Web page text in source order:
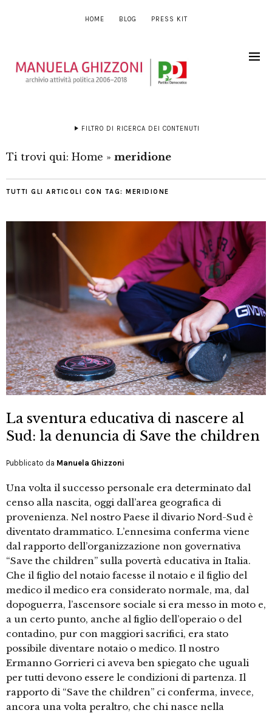
HOME BLOG PRESS KIT
FILTRO DI RICERCA DEI CONTENUTI
Ti trovi qui: Home » meridione
TUTTI GLI ARTICOLI CON TAG: MERIDIONE
La sventura educativa di nascere al
Sud: la denuncia di Save the children
Pubblicato da Manuela Ghizzoni
Una volta il successo personale era determinato dal
censo alla nascita, oggi dall’area geografica di
provenienza. Nel nostro Paese il divario Nord-Sud è
diventato drammatico. L’ennesima conferma viene
dal rapporto dell’organizzazione non governativa
“Save the children” sulla povertà educativa in Italia.
Che il figlio del notaio facesse il notaio e il figlio del
medico il medico era considerato normale, ma, dal
dopoguerra, l’ascensore sociale si era messo in moto e,
a un certo punto, anche al figlio dell’operaio o del
contadino, pur con maggiori sacrifici, era stato
possibile diventare notaio o medico. Il nostro
Ermanno Gorrieri ci aveva ben spiegato che uguali
per tutti devono essere le condizioni di partenza. Il
rapporto di “Save the children” ci conferma, invece,
ancora una volta peraltro, che chi nasce nella